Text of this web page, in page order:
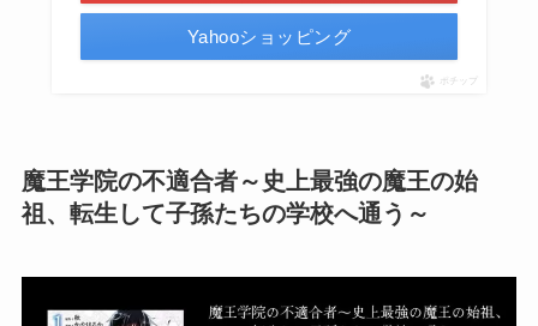
Yahooショッピング
ポチップ
魔王学院の不適合者～史上最強の魔王の始
祖、転生して子孫たちの学校へ通う～